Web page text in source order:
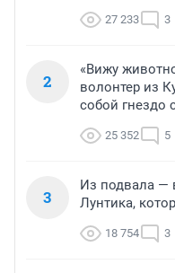
27 233 3
2
«Вижу
волонтер из
собой гнездо
25 352 5
3
Из подвала —
Лунтика,
18 754 3